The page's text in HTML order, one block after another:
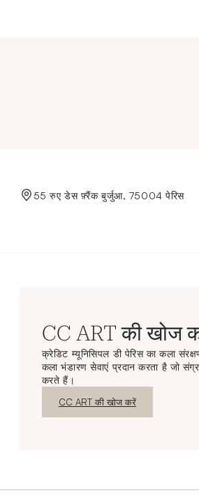
55 रुए डेस फ़्रैंक बुर्जुआ, 75004 पेरिस
CC ART की खोज
क्रेडिट म्यूनिसिपल डी पेरिस का कला
कला भंडारण सेवाएं प्रदान करता है जो
करते हैं।
नई विंडो
CC ART की खोज करें